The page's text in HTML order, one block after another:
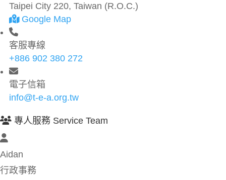
Taipei City 220, Taiwan (R.O.C.)
Google Map
客服專線
+886 902 380 272
電子信箱
info@t-e-a.org.tw
專人服務 Service Team
Aidan
行政事務